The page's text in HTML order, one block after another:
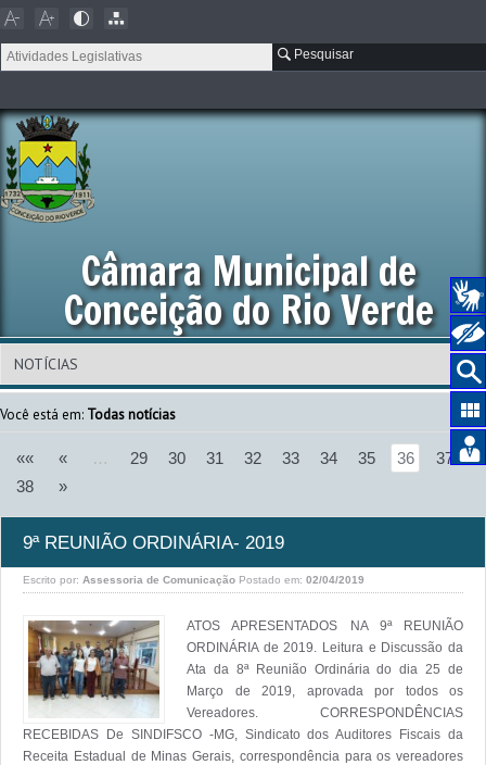
Pesquisar
Câmara Municipal de
Conceição do Rio Verde
Você está em: Todas notícias
«« « … 29 30 31 32 33 34 35 36
37
38
»
9ª REUNIÃO ORDINÁRIA- 2019
Escrito por: Assessoria de Comunicação Postado em: 02/04/2019
ATOS APRESENTADOS NA 9ª REUNIÃO
ORDINÁRIA de 2019. Leitura e Discussão da
Ata da 8ª Reunião Ordinária do dia 25 de
Março de 2019, aprovada por todos os
Vereadores. CORRESPONDÊNCIAS
RECEBIDAS De SINDIFSCO -MG, Sindicato dos Auditores Fiscais da
Receita Estadual de Minas Gerais, correspondência para os vereadores